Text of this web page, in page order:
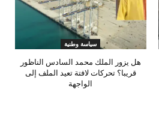
سياسة وطنية
هل يزور الملك محمد السادس الناظور
قريبا؟ تحركات لافتة تعيد الملف إلى
الواجهة